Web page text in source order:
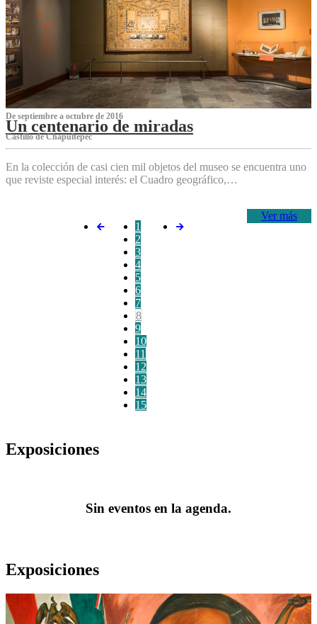
De septiembre a octubre de 2016
Un centenario de miradas
Castillo de Chapultepec
En la colección de casi cien mil objetos del museo se encuentra uno
que reviste especial interés: el Cuadro geográfico,…
Ver más
1
2
3
4
5
6
7
8
9
10
11
12
13
14
15
Exposiciones
Sin eventos en la agenda.
Exposiciones